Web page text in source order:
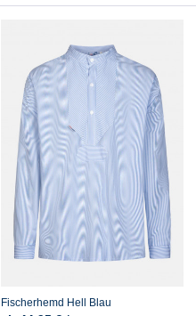
Fischerhemd Hell Blau